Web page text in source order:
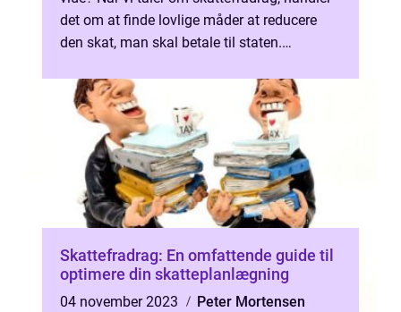
det om at finde lovlige måder at reducere
den skat, man skal betale til staten.
Skattefradrag: En omfattende guide til
optimere din skatteplanlægning
04 november 2023
Peter Mortensen